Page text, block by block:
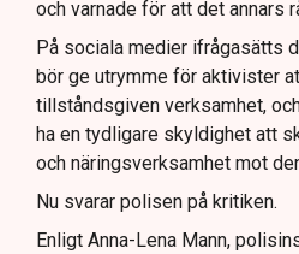
och varnade för att det annars
På sociala medier ifrågasätts
bör ge utrymme för aktivister
tillståndsgiven verksamhet,
ha en tydligare skyldighet att
och näringsverksamhet mot
Nu svarar polisen på kritiken.
Enligt Anna-Lena Mann,